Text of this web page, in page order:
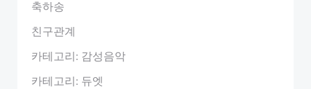
축하송
친구관계
카테고리: 감성음악
카테고리: 듀엣